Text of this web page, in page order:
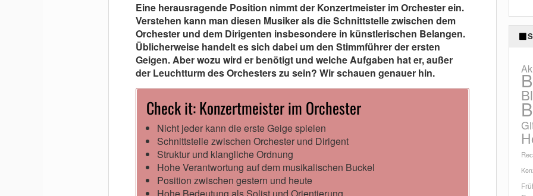
Eine herausragende Position nimmt der Konzertmeister im Orchester ein.
Verstehen kann man diesen Musiker als die Schnittstelle zwischen dem
Orchester und dem Dirigenten insbesondere in künstlerischen Belangen.
Üblicherweise handelt es sich dabei um den Stimmführer der ersten
Geigen. Aber wozu wird er benötigt und welche Aufgaben hat er, außer
der Leuchtturm des Orchesters zu sein? Wir schauen genauer hin.
Check it: Konzertmeister im Orchester
Nicht jeder kann die erste Geige spielen
Schnittstelle zwischen Orchester und Dirigent
Struktur und klangliche Ordnung
Hohe Verantwortung auf dem musikalischen Buckel
Position zwischen gestern und heute